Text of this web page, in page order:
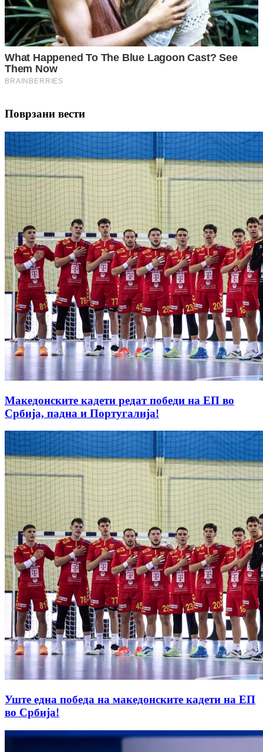
Поврзани вести
Македонските кадети редат победи на ЕП во
Србија, падна и Португалија!
Уште една победа на македонските кадети на ЕП
во Србија!